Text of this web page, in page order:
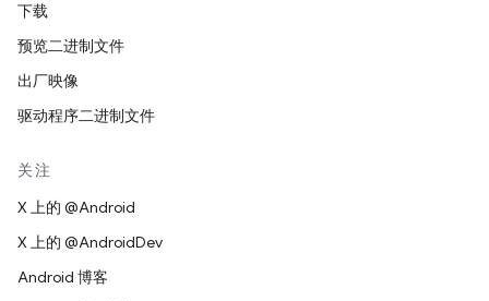
下载
预览二进制文件
出厂映像
驱动程序二进制文件
关注
X 上的 @Android
X 上的 @AndroidDev
Android 博客